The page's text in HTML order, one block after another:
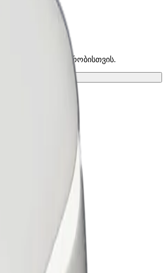
შენი მგზავრობისთვის.